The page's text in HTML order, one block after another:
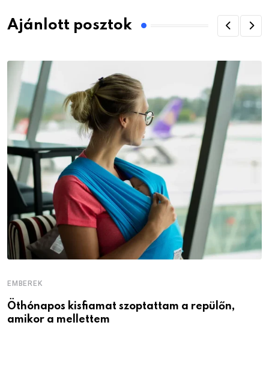
Ajánlott posztok
EMBEREK
Öthónapos kisfiamat szoptattam a repülőn,
amikor a mellettem